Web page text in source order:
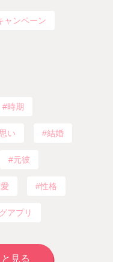
ャンペーン
時期
い 結婚
元彼
性格
アプリ
見る